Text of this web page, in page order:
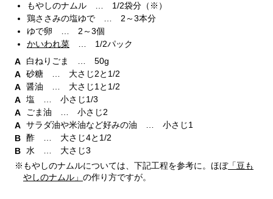
もやしのナムル … 1/2袋分（※）
鶏ささみの塩ゆで … 2～3本分
ゆで卵 … 2～3個
かいわれ菜 … 1/2パック
白ねりごま … 50g
砂糖 … 大さじ2と1/2
醤油 … 大さじ1と1/2
塩 … 小さじ1/3
ごま油 … 小さじ2
サラダ油や米油など好みの油 … 小さじ1
酢 … 大さじ4と1/2
水 … 大さじ3
※もやしのナムルについては、下記工程を参考に。ほぼ「豆も
やしのナムル」 の作り方ですが。